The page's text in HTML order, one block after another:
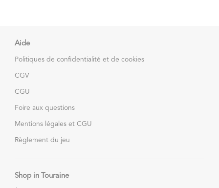
Aide
Politiques de confidentialité et de cookies
CGV
CGU
Foire aux questions
Mentions légales et CGU
Règlement du jeu
Shop in Touraine